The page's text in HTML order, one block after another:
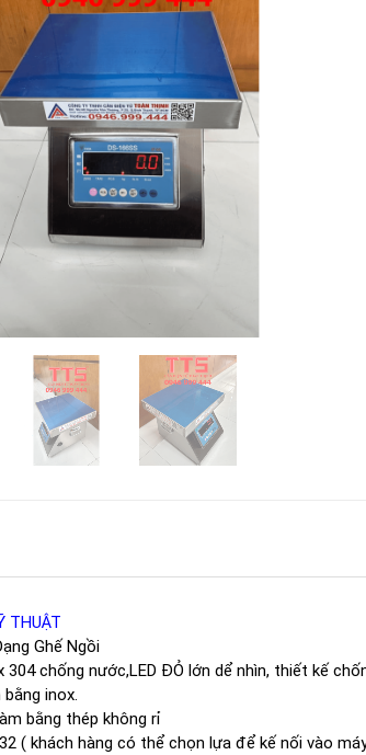
THUẬT
Ghế Ngồi
304 chống nước,LED ĐỎ lớn dể nhìn, thiết kế
inox.
bằng thép không rỉ
( khách hàng có thể chọn lựa để kế nối vào